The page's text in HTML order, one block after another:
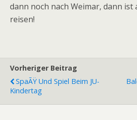
dann noch nach Weimar, dann
reisen!
Vorheriger Beitrag
SpaÃŸ Und Spiel Beim JU-
Kindertag